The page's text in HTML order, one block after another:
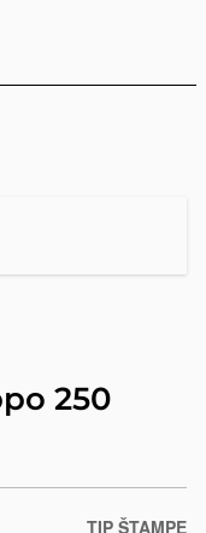
250
TIP ŠTAMPE